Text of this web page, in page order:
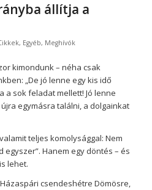
állítja a
, Egyéb, Meghívók
kimondunk – néha csak
„De jó lenne egy kis idő
a sok feladat mellett! Jó lenne
egymásra találni, a dolgainkat
teljes komolysággal: Nem
egyszer”. Hanem egy döntés – és
lehet.
csendeshétre Dömösre,